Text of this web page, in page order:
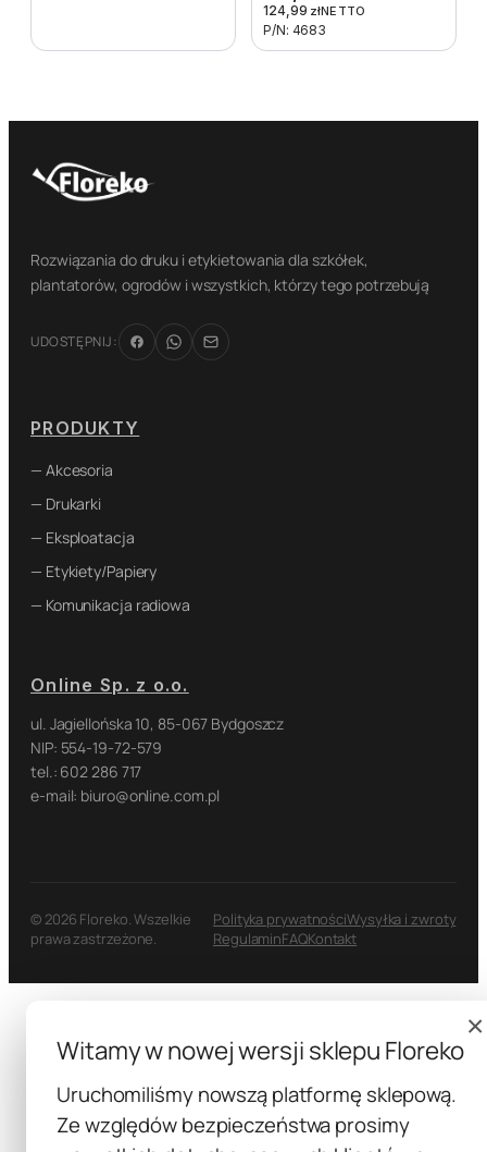
124,99 złNETTO
P/N: 4683
Rozwiązania do druku i etykietowania dla szkółek,
plantatorów, ogrodów i wszystkich, którzy tego potrzebują
UDOSTĘPNIJ:
PRODUKTY
— Akcesoria
— Drukarki
— Eksploatacja
— Etykiety/Papiery
— Komunikacja radiowa
Online Sp. z o.o.
ul. Jagiellońska 10, 85-067 Bydgoszcz
NIP: 554-19-72-579
tel.: 602 286 717
e-mail: biuro@online.com.pl
© 2026 Floreko. Wszelkie
prawa zastrzeżone.
Polityka prywatnościWysyłka i zwroty
RegulaminFAQKontakt
×
Witamy w nowej wersji sklepu Floreko
Uruchomiliśmy nowszą platformę sklepową.
Ze względów bezpieczeństwa prosimy